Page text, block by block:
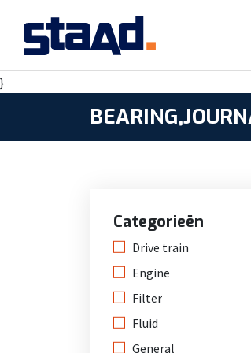
}
Categorieën
Drive train
Engine
Filter
Fluid
General